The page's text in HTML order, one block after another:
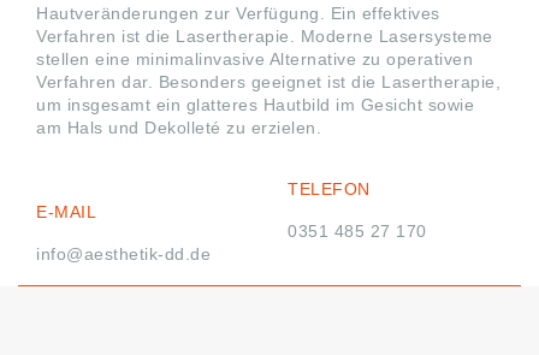
Hautveränderungen zur Verfügung. Ein effektives
Verfahren ist die Lasertherapie. Moderne Lasersysteme
stellen eine minimalinvasive Alternative zu operativen
Verfahren dar. Besonders geeignet ist die Lasertherapie,
um insgesamt ein glatteres Hautbild im Gesicht sowie
am Hals und Dekolleté zu erzielen.
E-MAIL
info@aesthetik-dd.de
TELEFON
0351 485 27 170